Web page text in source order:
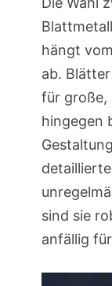
hängt
ab.
für große,
hingegen
sind sie
anfällig für